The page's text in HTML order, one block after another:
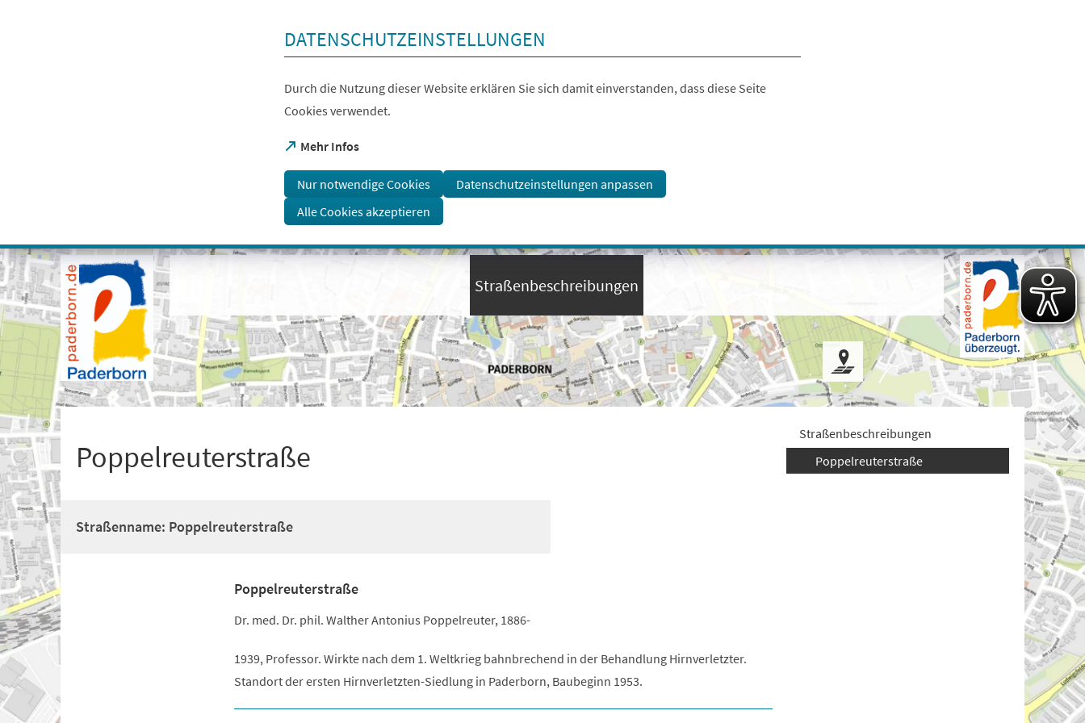
Visuelle
Assistenzsoftware
öffnen.
Mit
der
Tastatur
erreichbar
über
+
DATENSCHUTZEINSTELLUNGEN
Durch die Nutzung dieser Website erklären Sie sich damit einverstanden, dass diese Seite
Cookies verwendet.
Mehr Infos
(Öffnet
einem
neuen
Tab)
Nur notwendige Cookies
Datenschutzeinstellungen anpassen
Alle Cookies akzeptieren
Straßenbeschreibungen
Poppelreuterstraße
Straßenname: Poppelreuterstraße
Poppelreuterstraße
Dr. med. Dr. phil. Walther Antonius Poppelreuter, 1886-
1939, Professor. Wirkte nach dem 1. Weltkrieg bahnbrechend in der Behandlung Hirnverletzter.
Standort der ersten Hirnverletzten-Siedlung in Paderborn, Baubeginn 1953.
Straßenbeschreibungen
Poppelreuterstraße